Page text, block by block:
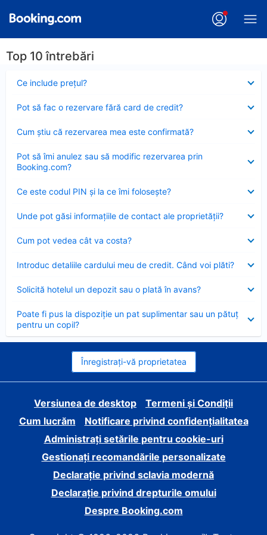
Top 10 întrebări
Ce include preţul?
închis
Pot să fac o rezervare fără card de credit?
închis
Cum ştiu că rezervarea mea este confirmată?
închis
Pot să îmi anulez sau să modific rezervarea prin
Booking.com?
închis
Ce este codul PIN şi la ce îmi foloseşte?
închis
Unde pot găsi informațiile de contact ale proprietății?
închis
Cum pot vedea cât va costa?
închis
Introduc detaliile cardului meu de credit. Când voi plăti?
închis
Solicită hotelul un depozit sau o plată în avans?
închis
Poate fi pus la dispoziție un pat suplimentar sau un pătuț
pentru un copil?
închis
Înregistrați-vă proprietatea
Versiunea de desktop
Termeni și Condiții
Cum lucrăm
Notificare privind confidențialitatea
Administrați setările pentru cookie-uri
Gestionați recomandările personalizate
Declarație privind sclavia modernă
Declarație privind drepturile omului
Despre Booking.com